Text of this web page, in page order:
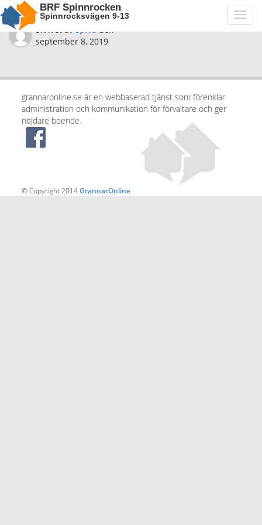
BRF Spinnrocken
Spinnrocksvägen 9-13
Skrivet avspi18den
september 8, 2019
grannaronline.se är en webbaserad tjänst som förenklar
administration och kommunikation för förvaltare och ger
nöjdare boende.
© Copyright 2014GrannarOnline